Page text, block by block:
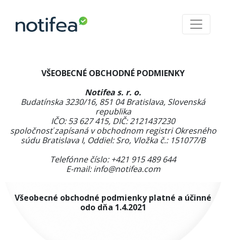
VŠEOBECNÉ OBCHODNÉ PODMIENKY
Notifea s. r. o.
Budatínska 3230/16, 851 04 Bratislava, Slovenská
republika
IČO: 53 627 415, DIČ:2121437230
spoločnosť zapísaná v obchodnom registri Okresného
súdu Bratislava I, Oddiel: Sro, Vložka č.: 151077/B
Telefónne číslo: +421 915 489 644
E-mail:info@notifea.com
Všeobecné obchodné podmienky platné a účinné
odo dňa 1.4.2021